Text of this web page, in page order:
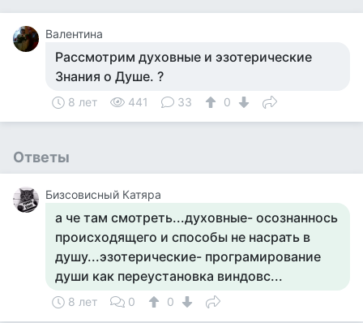
Валентина
Рассмотрим духовные и эзотерические
Знания о Душе. ?
8 лет 441 33 0
Ответы
Бизсовисный Катяра
а че там смотреть...духовные- осознаннось
происходящего и способы не насрать в
душу...эзотерические- програмирование
души как переустановка виндовс...
8 лет 0 0